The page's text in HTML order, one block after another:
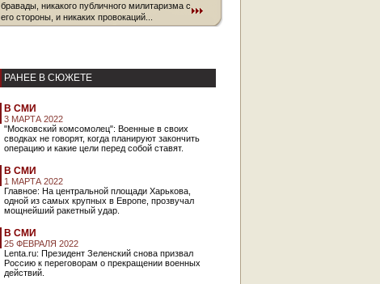
бравады, никакого публичного милитаризма с
его стороны, и никаких провокаций...
РАНЕЕ В СЮЖЕТЕ
В СМИ
3 МАРТА 2022
"Московский комсомолец": Военные в своих
сводках не говорят, когда планируют закончить
операцию и какие цели перед собой ставят.
В СМИ
1 МАРТА 2022
Главное: На центральной площади Харькова,
одной из самых крупных в Европе, прозвучал
мощнейший ракетный удар.
В СМИ
25 ФЕВРАЛЯ 2022
Lenta.ru: Президент Зеленский снова призвал
Россию к переговорам о прекращении военных
действий.